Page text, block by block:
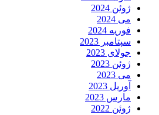
ژوئن 2024
می 2024
فوریه 2024
سپتامبر 2023
جولای 2023
ژوئن 2023
می 2023
آوریل 2023
مارس 2023
ژوئن 2022